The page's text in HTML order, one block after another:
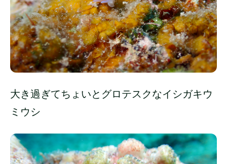
大き過ぎてちょいとグロテスクなイシガキウ
ミウシ